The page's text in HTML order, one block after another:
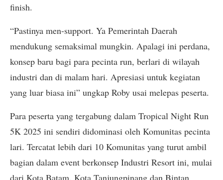
finish.
“Pastinya men-support. Ya Pemerintah Daerah
mendukung semaksimal mungkin. Apalagi ini perdana,
konsep baru bagi para pecinta run, berlari di wilayah
industri dan di malam hari. Apresiasi untuk kegiatan
yang luar biasa ini” ungkap Roby usai melepas peserta.
Para peserta yang tergabung dalam Tropical Night Run
5K 2025 ini sendiri didominasi oleh Komunitas pecinta
lari. Tercatat lebih dari 10 Komunitas yang turut ambil
bagian dalam event berkonsep Industri Resort ini, mulai
dari Kota Batam, Kota Tanjungpinang dan Bintan